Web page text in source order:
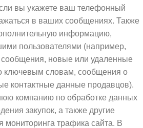
вы укажете ваш телефонный
в ваших сообщениях. Также
информацию,
пользователями (например,
новые или удаленные
ключевым словам, сообщения о
контактные данные продавцов).
компанию по обработке данных
закупок, а также другие
мониторинга трафика сайта. В